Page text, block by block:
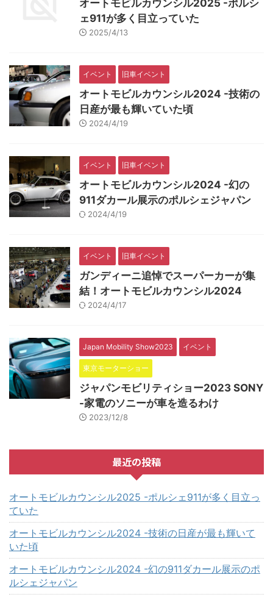
オートモビルカウンシル2025 -ポルシ
ェ911が多く目立っていた
2025/4/13
イベント 旧車イベント
オートモビルカウンシル2024 -技術の
日産が最も輝いていた頃
2024/4/19
イベント 旧車イベント
オートモビルカウンシル2024 -幻の
911ダカール展示のポルシェジャパン
2024/4/19
イベント 旧車イベント
ガンディーニ追悼でスーパーカーが集
結！オートモビルカウンシル2024
2024/4/17
Japan Mobility Show2023 イベント
東京モーターショー
ジャパンモビリティショー2023 SONY
-家電のソニーが車を造るわけ
2023/12/8
最近の投稿
オートモビルカウンシル2025 -ポルシェ911が多く目立っ
ていた
オートモビルカウンシル2024 -技術の日産が最も輝いて
いた頃
オートモビルカウンシル2024 -幻の911ダカール展示のポ
ルシェジャパン